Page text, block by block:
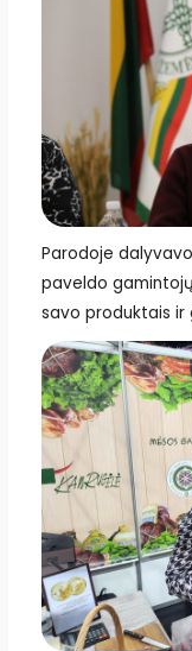
Parodoje
paveldo
savo produktais ir